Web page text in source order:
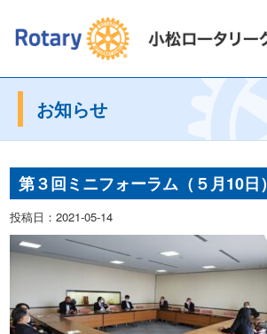
お知らせ
第３回ミニフォーラム（５月10日）
投稿日：2021-05-14